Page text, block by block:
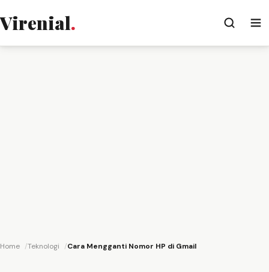
Virenial.
Home Teknologi Cara Mengganti Nomor HP di Gmail